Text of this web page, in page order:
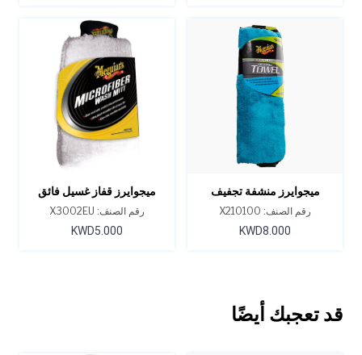
ميجوايرز منشفة تجفيف
سوبريم شاين
رقم الصنف: X210100
KWD8.000
ميجوايرز قفاز غسيل فائق
النعومة من الألياف الدقيقة
رقم الصنف: X3002EU
KWD5.000
قد تعجبك أيضًا